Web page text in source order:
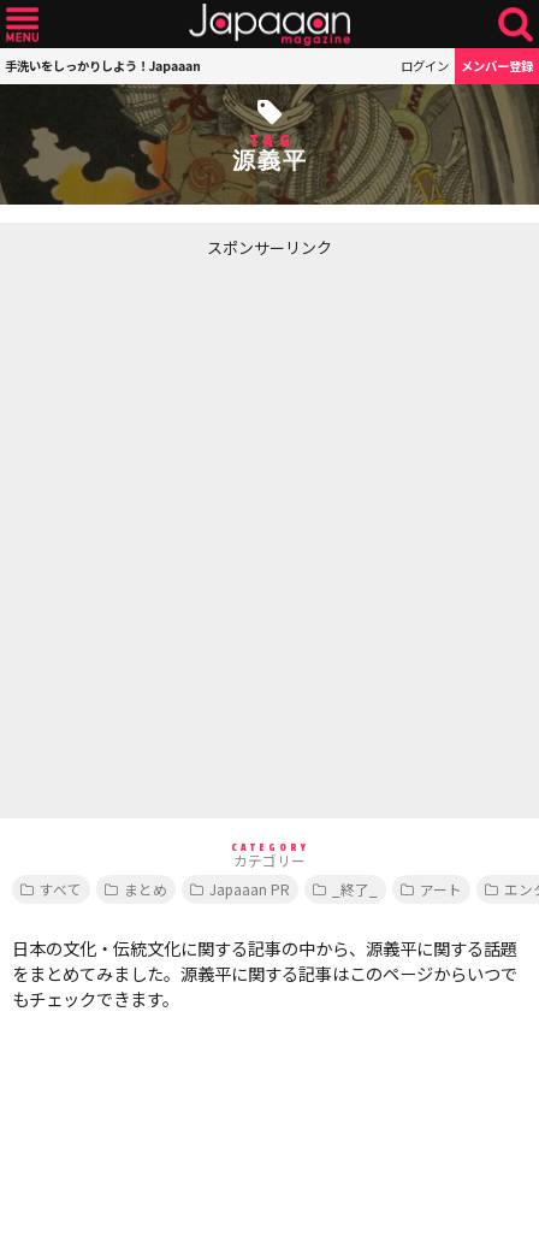
手洗いをしっかりしよう！Japaaan ログイン メンバー登録
TAG
源義平
スポンサーリンク
CATEGORY
カテゴリー
すべて
まとめ Japaaan PR _終了_ アート エン
日本の文化・伝統文化に関する記事の中から、源義平に関する話題
をまとめてみました。源義平に関する記事はこのページからいつで
もチェックできます。